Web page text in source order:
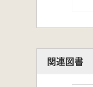
関連図書